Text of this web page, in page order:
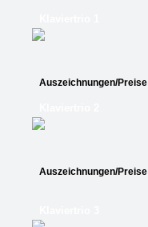
Auszeichnungen/Preise
Auszeichnungen/Preise